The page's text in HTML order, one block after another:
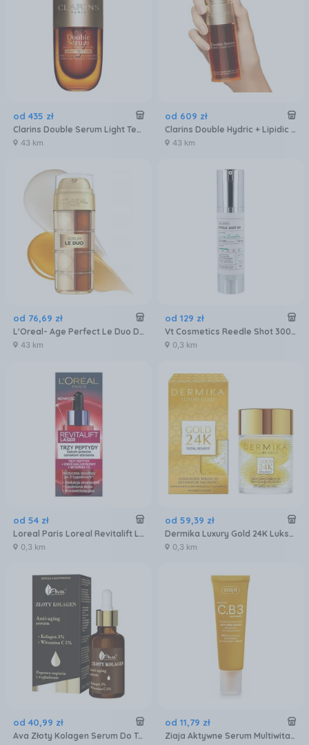
od 435 zł
Clarins Double Serum Light Texture 30ml
43 km
od 609 zł
Clarins Double Hydric + Lipidic System Serum 50ml
43 km
od 76,69 zł
L'Oreal- Age Perfect Le Duo Defying Serum 30ml
43 km
od 129 zł
Vt Cosmetics Reedle Shot 300 Serum Do Twarzy 50Ml
0,3 km
od 54 zł
Loreal Paris Loreal Revitalift Laser Tri-Peptides Serum Przeciw Oznakom Starzenia Trzy Peptydy+Kwas Hialuronowy+Witamina Cg 30Ml
0,3 km
od 59,39 zł
Dermika Luxury Gold 24K Luksusowe Serum 3D Aktywator Młodości Na Dzień I Noc 60 g
0,3 km
od 40,99 zł
Ava Złoty Kolagen Serum Do Twarzy Anti-Aging 30 Ml
od 11,79 zł
Ziaja Aktywne Serum Multiwitaminowe Witamina C.B3 30 ml